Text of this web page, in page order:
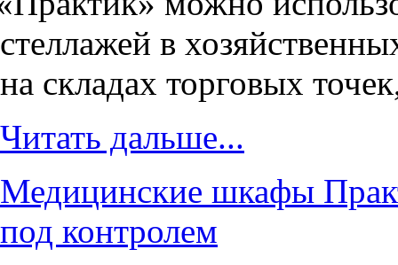
стеллажей в
на складах торговых
Читать дальше...
Медицинские шкафы
под контролем